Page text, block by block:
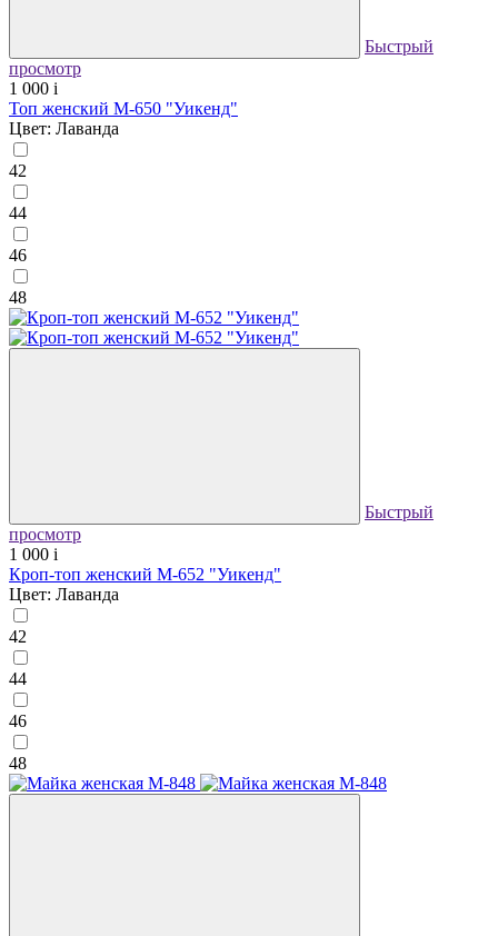
Быстрый
просмотр
1 000 i
Топ женский М-650 "Уикенд"
Цвет: Лаванда
42
44
46
48
Быстрый
просмотр
1 000 i
Кроп-топ женский М-652 "Уикенд"
Цвет: Лаванда
42
44
46
48